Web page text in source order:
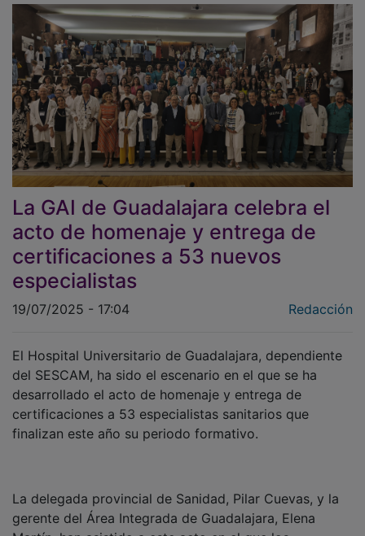
La GAI de Guadalajara celebra el
acto de homenaje y entrega de
certificaciones a 53 nuevos
especialistas
19/07/2025 - 17:04
del SESCAM, ha sido el escenario en el que se ha
desarrollado el acto de homenaje y entrega de
certificaciones a 53 especialistas sanitarios que
finalizan este año su periodo formativo.
gerente del Área Integrada de Guadalajara, Elena
Martín, han asistido a este acto en el que los